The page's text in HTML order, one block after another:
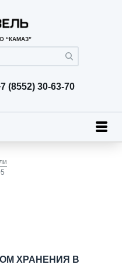
“КАМАЗ”
(8552) 30-63-70
ХРАНЕНИЯ В